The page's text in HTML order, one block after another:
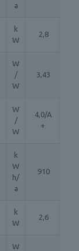
a
k
W
2,8
W
/
W
3,43
W
/
W
4,0/A
+
k
W
h/
a
910
k
W
2,6
W